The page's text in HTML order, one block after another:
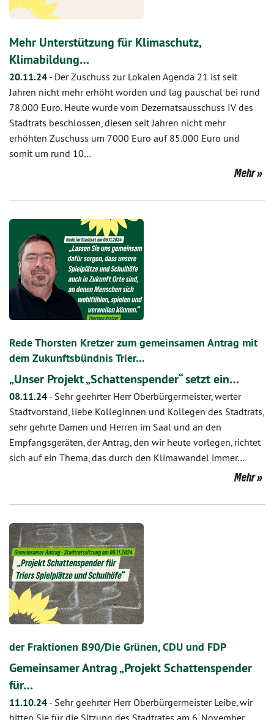
Mehr Unterstützung für Klimaschutz,
Klimabildung…
20.11.24 - Der Zuschuss zur Lokalen Agenda 21 ist seit
Jahren nicht mehr erhöht worden und lag pauschal bei rund
78.000 Euro. Heute wurde vom Dezernatsausschuss IV des
Stadtrats beschlossen, diesen seit Jahren nicht mehr
erhöhten Zuschuss um 7000 Euro auf 85.000 Euro und
somit um rund 10…
Mehr
Rede Thorsten Kretzer zum gemeinsamen Antrag mit
dem Zukunftsbündnis Trier…
„Unser Projekt „Schattenspender“ setzt ein…
08.11.24 - Sehr geehrter Herr Oberbürgermeister, werter
Stadtvorstand, liebe Kolleginnen und Kollegen des Stadtrats,
sehr gehrte Damen und Herren im Saal und an den
Empfangsgeräten, der Antrag, den wir heute vorlegen, richtet
sich auf ein Thema, das durch den Klimawandel immer…
Mehr
der Fraktionen B90/Die Grünen, CDU und FDP
Gemeinsamer Antrag „Projekt Schattenspender
für…
11.10.24 - Sehr geehrter Herr Oberbürgermeister Leibe, wir
bitten Sie für die Sitzung des Stadtrates am 6. November